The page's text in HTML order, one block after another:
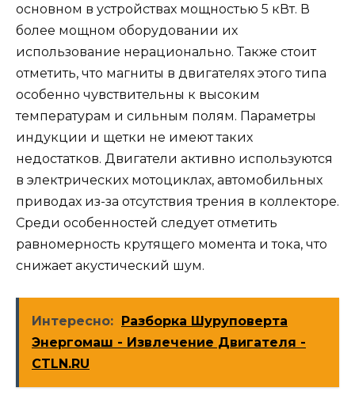
основном в устройствах мощностью 5 кВт. В
более мощном оборудовании их
использование нерационально. Также стоит
отметить, что магниты в двигателях этого типа
особенно чувствительны к высоким
температурам и сильным полям. Параметры
индукции и щетки не имеют таких
недостатков. Двигатели активно используются
в электрических мотоциклах, автомобильных
приводах из-за отсутствия трения в коллекторе.
Среди особенностей следует отметить
равномерность крутящего момента и тока, что
снижает акустический шум.
Интересно: Разборка Шуруповерта
Энергомаш - Извлечение Двигателя -
CTLN.RU